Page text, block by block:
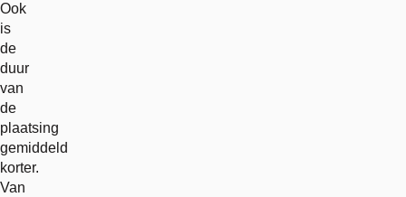
Ook
is
de
duur
van
de
plaatsing
gemiddeld
korter.
Van